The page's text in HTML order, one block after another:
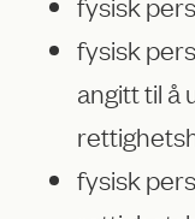
fysisk
angitt til å
fysisk